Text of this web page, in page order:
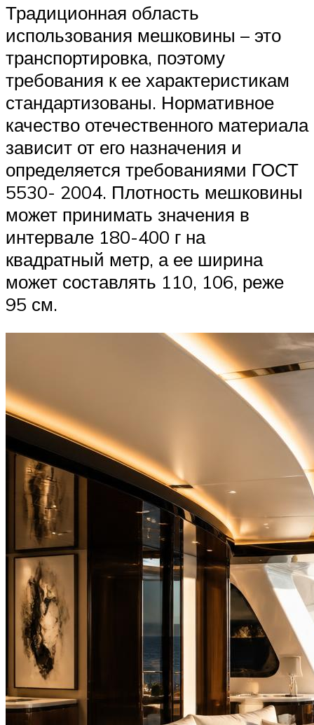
Традиционная область
использования мешковины – это
транспортировка, поэтому
требования к ее характеристикам
стандартизованы. Нормативное
качество отечественного материала
зависит от его назначения и
определяется требованиями ГОСТ
5530- 2004. Плотность мешковины
может принимать значения в
интервале 180-400 г на
квадратный метр, а ее ширина
может составлять 110, 106, реже
95 см.